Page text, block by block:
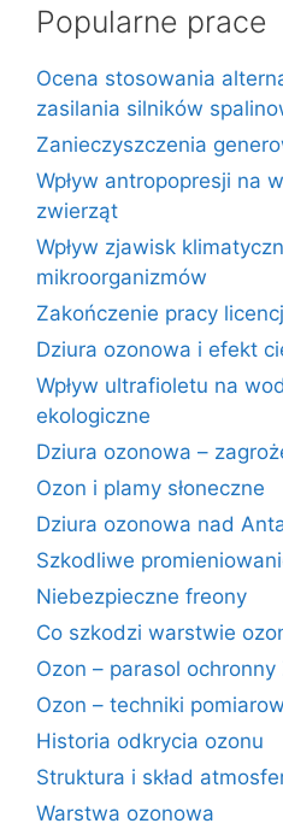
Popularne prace
Ocena stosowania
zasilania silników
Zanieczyszczenia
Wpływ antropopresji na
zwierząt
Wpływ zjawisk
mikroorganizmów
Zakończenie pracy
Dziura ozonowa i efekt
Wpływ ultrafioletu na
ekologiczne
Dziura ozonowa –
Ozon i plamy słoneczne
Dziura ozonowa nad
Szkodliwe
Niebezpieczne freony
Co szkodzi warstwie
Ozon – parasol ochronny
Ozon – techniki
Historia odkrycia ozonu
Struktura i skład
Warstwa ozonowa